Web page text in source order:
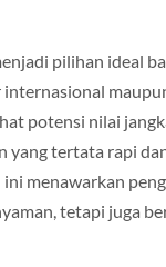
pilihan ideal
potensi nilai
yang tertata rapi
ini menawarkan
tetapi juga